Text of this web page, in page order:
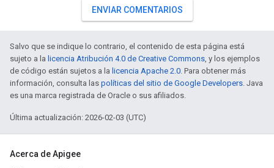
ENVIAR COMENTARIOS
Salvo que se indique lo contrario, el contenido de esta página está
sujeto a la licencia Atribución 4.0 de Creative Commons, y los ejemplos
de código están sujetos a la licencia Apache 2.0. Para obtener más
información, consulta las políticas del sitio de Google Developers. Java
es una marca registrada de Oracle o sus afiliados.
Última actualización: 2026-02-03 (UTC)
Acerca de Apigee